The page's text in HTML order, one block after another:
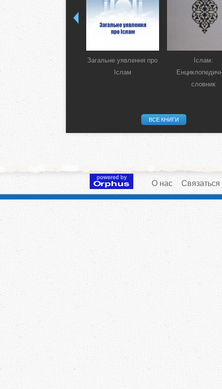
Загальне уявлення про
Іслам
Іслам:
словник
ВСЕ КНИГИ
О нас